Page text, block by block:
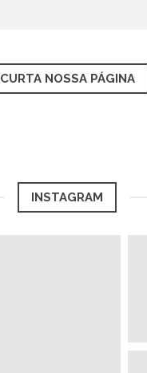
CURTA NOSSA PÁGINA
INSTAGRAM